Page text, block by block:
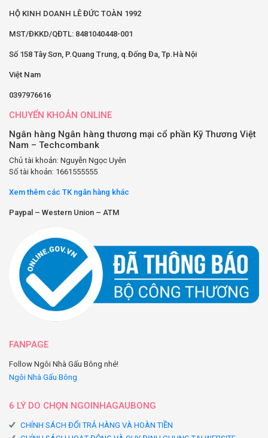
HỘ KINH DOANH LÊ ĐỨC TOÀN 1992
MST/ĐKKD/QĐTL: 8481040448-001
Số 158 Tây Sơn, P.Quang Trung, q.Đống Đa, Tp.Hà Nội
Việt Nam
0397976616
CHUYỂN KHOẢN ONLINE
Ngân hàng Ngân hàng thương mại cổ phần Kỹ Thương Việt
Nam – Techcombank
Chủ tài khoản: Nguyễn Ngọc Uyên
Số tài khoản: 1661555555
Xem thêm các TK ngân hàng khác
Paypal – Western Union – ATM
FANPAGE
Follow Ngôi Nhà Gấu Bông nhé!
Ngôi Nhà Gấu Bông
6 LÝ DO CHỌN NGOINHAGAUBONG
CHÍNH SÁCH ĐỔI TRẢ HÀNG VÀ HOÀN TIỀN